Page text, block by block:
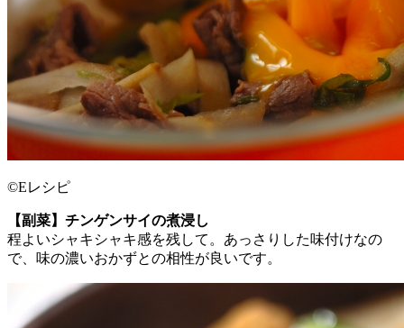
©Eレシピ
【副菜】チンゲンサイの煮浸し
程よいシャキシャキ感を残して。あっさりした味付けなの
で、味の濃いおかずとの相性が良いです。